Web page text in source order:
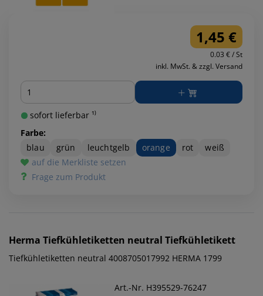
1,45 €
0.03 € / St
inkl. MwSt. & zzgl. Versand
Menge
sofort lieferbar ¹⁾
Farbe:
blau
grün leuchtgelb orange rot
weiß
auf die Merkliste setzen
Frage zum Produkt
Herma Tiefkühletiketten neutral Tiefkühletikett
Tiefkühletiketten neutral 4008705017992 HERMA 1799
Art.-Nr. H395529-76247